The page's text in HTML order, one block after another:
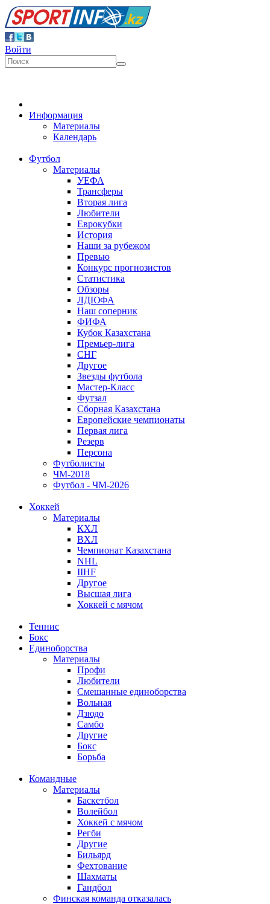
Войти
Информация
Материалы
Календарь
Футбол
Материалы
УЕФА
Трансферы
Вторая лига
Любители
Еврокубки
История
Наши за рубежом
Превью
Конкурс прогнозистов
Статистика
Обзоры
ЛДЮФА
Наш соперник
ФИФА
Кубок Казахстана
Премьер-лига
СНГ
Другое
Звезды футбола
Мастер-Класс
Футзал
Сборная Казахстана
Европейские чемпионаты
Первая лига
Резерв
Персона
Футболисты
ЧМ-2018
Футбол - ЧМ-2026
Хоккей
Материалы
КХЛ
ВХЛ
Чемпионат Казахстана
NHL
IIHF
Другое
Высшая лига
Хоккей с мячом
Теннис
Бокс
Единоборства
Материалы
Профи
Любители
Смешанные единоборства
Вольная
Дзюдо
Самбо
Другие
Бокс
Борьба
Командные
Материалы
Баскетбол
Волейбол
Хоккей с мячом
Регби
Другие
Бильярд
Фехтование
Шахматы
Гандбол
Финская команда отказалась